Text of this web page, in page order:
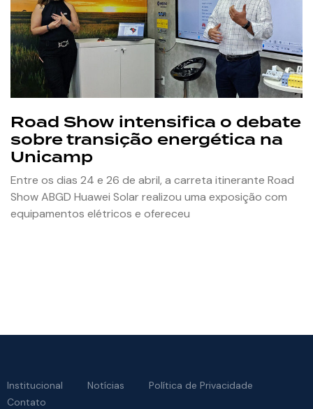
Road Show intensifica o debate
sobre transição energética na
Unicamp
Entre os dias 24 e 26 de abril, a carreta itinerante Road
Show ABGD Huawei Solar realizou uma exposição com
equipamentos elétricos e ofereceu
Institucional Notícias
Política de Privacidade
Contato